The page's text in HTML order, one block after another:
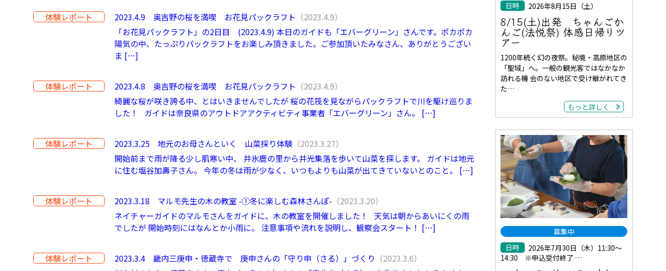
体験レポート 2023.4.9 奥吉野の桜を満喫 お花見パックラフト （2023.4.9）
「お花見パックラフト」の2日目 (2023.4.9) 本日のガイドも「エバーグリーン」さんです。ポカポカ
陽気の中、たっぷりパックラフトをお楽しみ頂きました。ご参加頂いたみなさん、ありがとうござい
ま […]
体験レポート 2023.4.8 奥吉野の桜を満喫 お花見パックラフト （2023.4.9）
綺麗な桜が咲き誇る中、とはいきませんでしたが 桜の花筏を見ながらパックラフトで川を駆け巡りま
した！ ガイドは奈良県のアウトドアアクティビティ事業者「エバーグリーン」さん。 […]
体験レポート 2023.3.25 地元のお母さんといく 山菜採り体験 （2023.3.27）
開始前まで雨が降る少し肌寒い中、 井氷鹿の里から井光集落を歩いて山菜を探します。 ガイドは地元
に住む塩谷加壽子さん。 今年の冬は雨が少なく、いつもよりも山菜が出てきていないとのこと。 […]
体験レポート 2023.3.18 マルモ先生の木の教室 -①冬に楽しむ森林さんぽ- （2023.3.20）
ネイチャーガイドのマルモさんをガイドに、木の教室を開催しました！ 天気は朝からあいにくの雨
でしたが 開始時刻にはなんとか小雨に。 注意事項や流れを説明し、観察会スタート！ […]
体験レポート 2023.3.4 畿内三庚申・徳蔵寺で 庚申さんの「守り申（さる）」づくり （2023.3.6）
日時
2026年8月15日（土）
8/15(土)出発 ちゃんごか
んご(法悦祭) 体感日帰りツ
アー
1200年続く幻の夜祭。秘境・高原地区の
「聖域」へ。一般の観光客ではなかなか
訪れる機 会のない地区で受け継がれてき
た…
もっと詳しく
募集中
日時
2026年7月30日（木）11:30～
14:30 ※申込受付終了 …